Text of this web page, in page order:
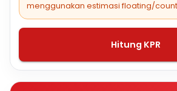
menggunakan estimasi floating/
Hitung KPR